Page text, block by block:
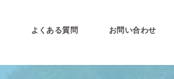
よくある質問 お問い合わせ